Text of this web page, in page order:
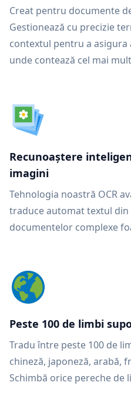
Creat pentru documente
Gestionează cu precizie
contextul pentru a asigura
unde contează cel mai
Recunoaștere
imagini
Tehnologia noastră OCR
traduce automat textul
documentelor complexe
Peste 100 de limbi
Tradu între peste 100 de
chineză, japoneză, arabă,
Schimbă orice pereche de